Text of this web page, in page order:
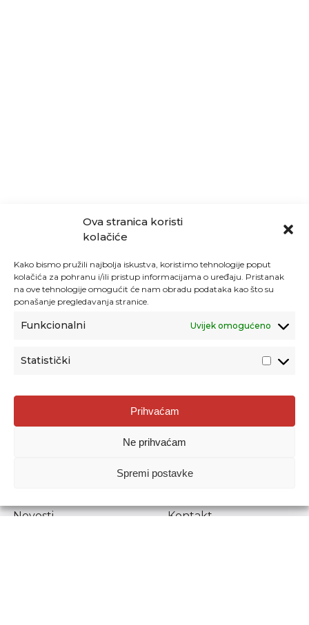
Ova stranica koristi
kolačiće
Kako bismo pružili najbolja iskustva, koristimo tehnologije poput
kolačića za pohranu i/ili pristup informacijama o uređaju. Pristanak
na ove tehnologije omogućit će nam obradu podataka kao što su
ponašanje pregledavanja stranice.
Funkcionalni Uvijek omogućeno
Statistički
Prihvaćam
Ne prihvaćam
Spremi postavke
Agencija za odgoj i obrazovanje
Donje Svetice 38, 10000 Zagreb
1778129
Prenošenje sadržaja dopušteno je uz navođenje izvora.
Novosti
Kontakt